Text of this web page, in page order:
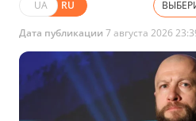
UA RU
Дата публикации 7 августа 2026